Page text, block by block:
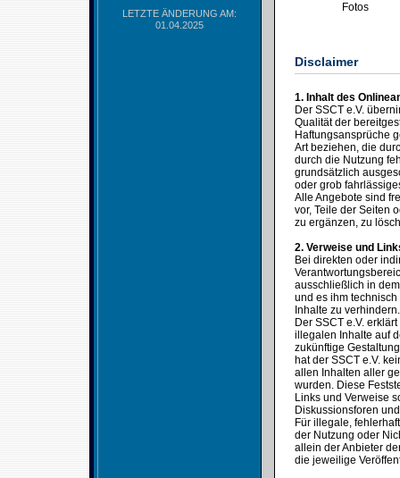
LETZTE ÄNDERUNG AM:
01.04.2025
Fotos
Disclaimer
1. Inhalt des
Der SSCT e.V.
Qualität der
Haftungsansprüche
Art beziehen, die
durch die Nutzung
grundsätzlich
oder grob
Alle Angebote sind
vor, Teile der Seiten
zu ergänzen, zu
2. Verweise und
Bei direkten oder
ausschließlich in
und es ihm
Inhalte zu verhindern.
Der SSCT e.V.
illegalen Inhalte auf
zukünftige
hat der SSCT e.V.
allen Inhalten aller
wurden. Diese
Links und Verweise
Diskussionsforen
Für illegale,
der Nutzung oder
allein der Anbieter
die jeweilige